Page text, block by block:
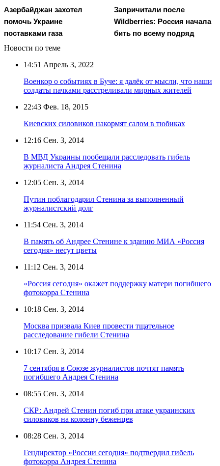
Азербайджан захотел
помочь Украине
поставками газа
Запричитали после
Wildberries: Россия начала
бить по всему подряд
Новости по теме
14:51 Апрель 3, 2022
Военкор о событиях в Буче: я далёк от мысли, что наши
солдаты пачками расстреливали мирных жителей
22:43 Фев. 18, 2015
Киевских силовиков накормят салом в тюбиках
12:16 Сен. 3, 2014
В МВД Украины пообещали расследовать гибель
журналиста Андрея Стенина
12:05 Сен. 3, 2014
Путин поблагодарил Стенина за выполненный
журналистский долг
11:54 Сен. 3, 2014
В память об Андрее Стенине к зданию МИА «Россия
сегодня» несут цветы
11:12 Сен. 3, 2014
«Россия сегодня» окажет поддержку матери погибшего
фотокорра Стенина
10:18 Сен. 3, 2014
Москва призвала Киев провести тщательное
расследование гибели Стенина
10:17 Сен. 3, 2014
7 сентября в Союзе журналистов почтят память
погибшего Андрея Стенина
08:55 Сен. 3, 2014
СКР: Андрей Стенин погиб при атаке украинских
силовиков на колонну беженцев
08:28 Сен. 3, 2014
Гендиректор «России сегодня» подтвердил гибель
фотокорра Андрея Стенина